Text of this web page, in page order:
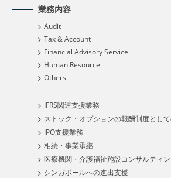
業務内容
Audit
Tax & Account
Financial Advisory Service
Human Resource
Others
IFRS関連支援業務
ストック・オプションの報酬制度とし
IPO支援業務
相続・事業承継
医療機関・介護福祉施設コンサルティ
シンガポールへの進出支援